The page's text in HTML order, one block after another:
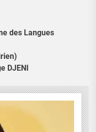
des Langues
DJENI